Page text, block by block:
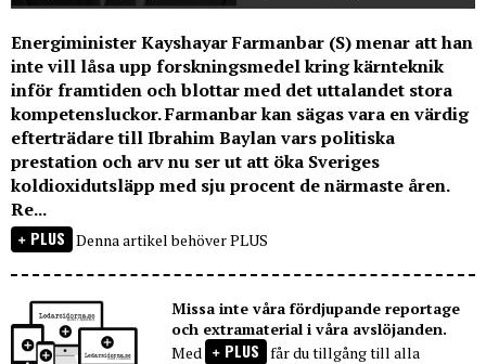
Energiminister Kayshayar Farmanbar (S) menar att han
inte vill låsa upp forskningsmedel kring kärnteknik
inför framtiden och blottar med det uttalandet stora
kompetensluckor. Farmanbar kan sägas vara en värdig
efterträdare till Ibrahim Baylan vars politiska
prestation och arv nu ser ut att öka Sveriges
koldioxidutsläpp med sju procent de närmaste åren.
Re...
PLUS Denna artikel behöver PLUS
Missa inte våra fördjupande reportage
och extramaterial i våra avslöjanden.
Med
PLUS får du tillgång till alla